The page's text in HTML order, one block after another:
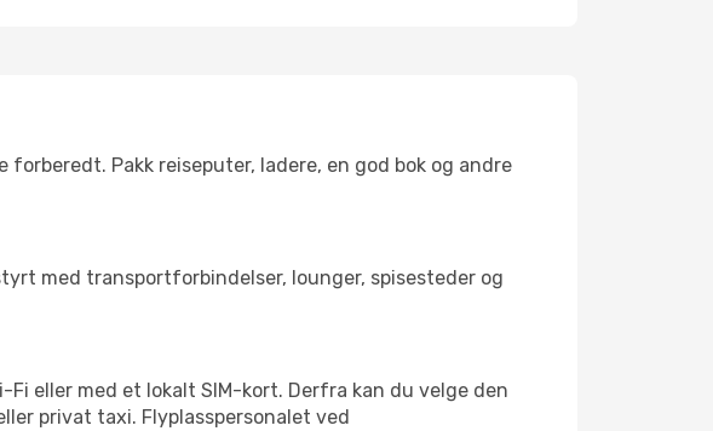
Pakk reiseputer, ladere, en god bok og andre
med transportforbindelser, lounger, spisesteder og
eller med et lokalt SIM-kort. Derfra kan du velge den
privat taxi. Flyplasspersonalet ved